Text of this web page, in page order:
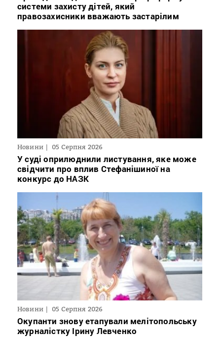
системи захисту дітей, який
правозахисники вважають застарілим
Новини 05 Серпня 2026
У суді оприлюднили листування, яке може
свідчити про вплив Стефанішиної на
конкурс до НАЗК
Новини 05 Серпня 2026
Окупанти знову етапували мелітопольську
журналістку Ірину Левченко